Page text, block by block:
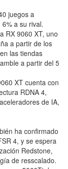
juegos a
a su rival.
RX 9060 XT, uno
a partir de los
las tiendas
a partir del 5
XT cuenta con
RDNA 4,
de IA,
ha confirmado
4, y se espera
Redstone,
de resscalado.